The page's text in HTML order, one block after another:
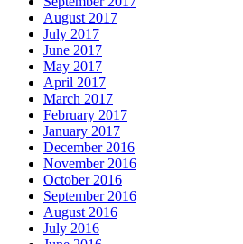
August 2017
July 2017
June 2017
May 2017
April 2017
March 2017
February 2017
January 2017
December 2016
November 2016
October 2016
September 2016
August 2016
July 2016